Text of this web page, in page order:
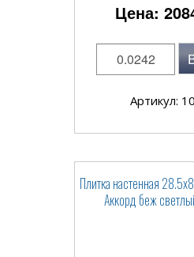
Цена:
Артикул:
Плитка настенная
Аккорд беж